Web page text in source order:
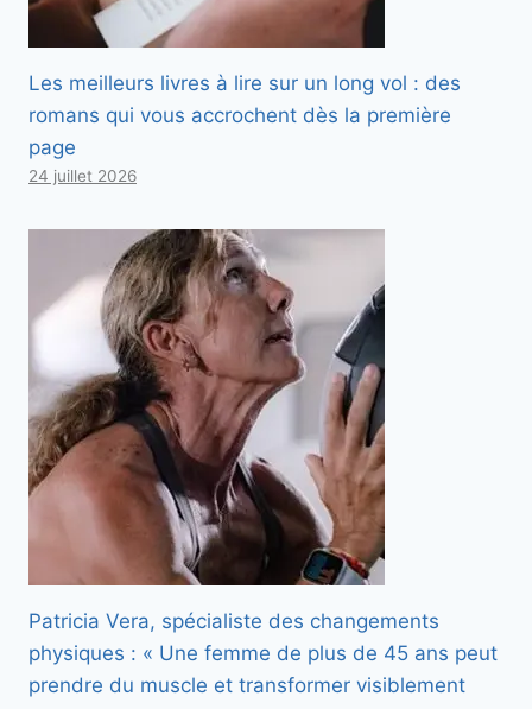
Les meilleurs livres à lire sur un long vol : des
romans qui vous accrochent dès la première
page
24 juillet 2026
Patricia Vera, spécialiste des changements
physiques : « Une femme de plus de 45 ans peut
prendre du muscle et transformer visiblement